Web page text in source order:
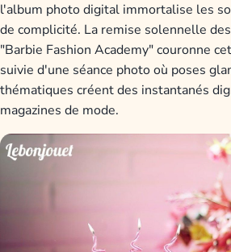
l'album photo digital immortalise les
de complicité. La remise solennelle
"Barbie Fashion Academy" couronne
suivie d'une séance photo où poses
thématiques créent des instantanés
magazines de mode.